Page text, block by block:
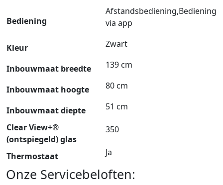
Bediening
Afstandsbediening,Bediening
via app
Kleur Zwart
Inbouwmaat breedte 139 cm
Inbouwmaat hoogte 80 cm
Inbouwmaat diepte
51 cm
Clear View+®
(ontspiegeld) glas
350
Thermostaat Ja
Onze Servicebeloften: